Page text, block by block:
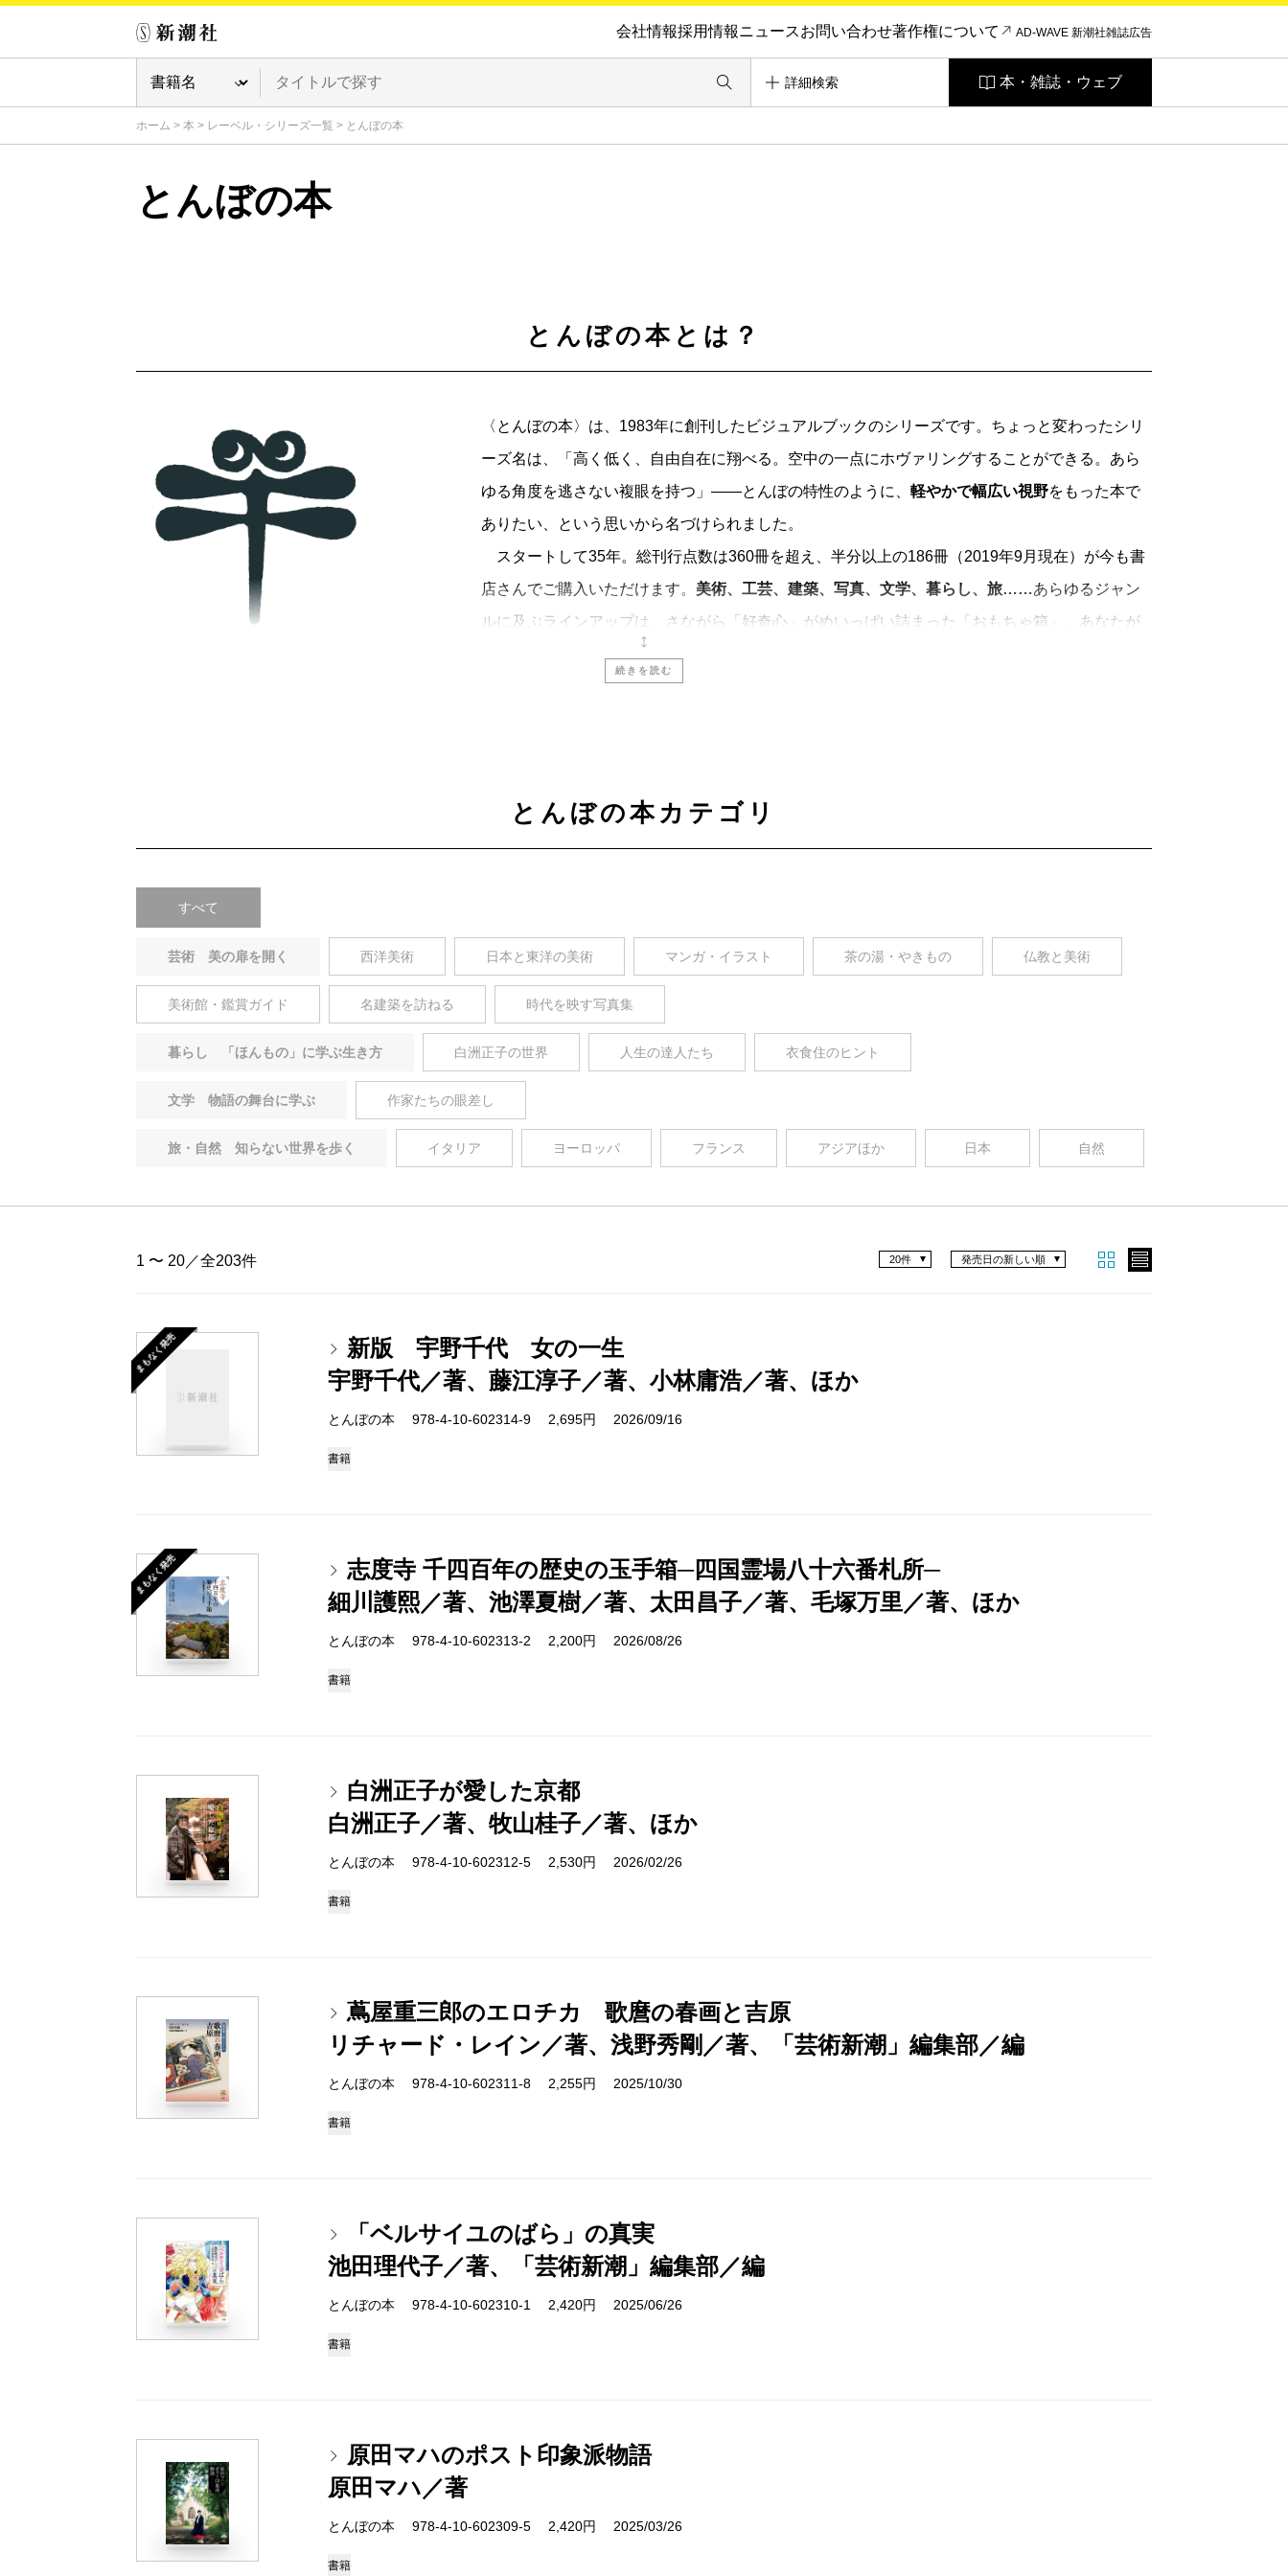
会社情報採用情報ニュースお問い合わせ著作権について AD-WAVE 新潮社雑誌広告
詳細検索 本・雑誌・ウェブ
ホーム > 本 > レーベル・シリーズ一覧 > とんぼの本
とんぼの本
とんぼの本とは？
〈とんぼの本〉は、1983年に創刊したビジュアルブックのシリーズです。ちょっと変わったシリ
ーズ名は、「高く低く、自由自在に翔べる。空中の一点にホヴァリングすることができる。あら
ゆる角度を逃さない複眼を持つ」――とんぼの特性のように、 軽やかで幅広い視野をもった本で
ありたい、という思いから名づけられました。
スタートして35年。総刊行点数は360冊を超え、半分以上の186冊（2019年9月現在）が今も書
店さんでご購入いただけます。 美術、工芸、建築、写真、文学、暮らし、旅……あらゆるジャン
ルに及ぶラインアップは、さながら「好奇心」がめいっぱい詰まった「おもちゃ箱」。あなたが
〈とんぼの本〉は、
続きを読む
とんぼの本カテゴリ
すべて
芸術 美の扉を開く 西洋美術 日本と東洋の美術 マンガ・イラスト 茶の湯・やきもの 仏教と美術
美術館・鑑賞ガイド 名建築を訪ねる 時代を映す写真集
暮らし 「ほんもの」に学ぶ生き方 白洲正子の世界 人生の達人たち 衣食住のヒント
文学 物語の舞台に学ぶ 作家たちの眼差し
旅・自然 知らない世界を歩く イタリア ヨーロッパ フランス アジアほか 日本 自然
1 〜 20／全203件 発売日の新しい順
20件
まもなく発売
新版 宇野千代 女の一生
宇野千代／著、藤江淳子／著、小林庸浩／著、ほか
とんぼの本 978-4-10-602314-9 2,695円 2026/09/16
書籍
まもなく発売
志度寺 千四百年の歴史の玉手箱─四国霊場八十六番札所─
細川護熙／著、池澤夏樹／著、太田昌子／著、毛塚万里／著、ほか
とんぼの本 978-4-10-602313-2 2,200円 2026/08/26
書籍
白洲正子が愛した京都
白洲正子／著、牧山桂子／著、ほか
とんぼの本 978-4-10-602312-5 2,530円 2026/02/26
書籍
蔦屋重三郎のエロチカ 歌麿の春画と吉原
リチャード・レイン／著、浅野秀剛／著、「芸術新潮」編集部／編
とんぼの本 978-4-10-602311-8 2,255円 2025/10/30
書籍
「ベルサイユのばら」の真実
池田理代子／著、「芸術新潮」編集部／編
とんぼの本 978-4-10-602310-1 2,420円 2025/06/26
書籍
原田マハのポスト印象派物語
原田マハ／著
とんぼの本 978-4-10-602309-5 2,420円 2025/03/26
書籍